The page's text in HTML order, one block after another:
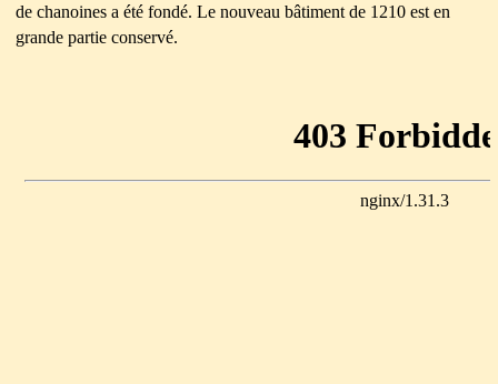
de chanoines a été fondé. Le nouveau bâtiment de 1210 est en
grande partie conservé.